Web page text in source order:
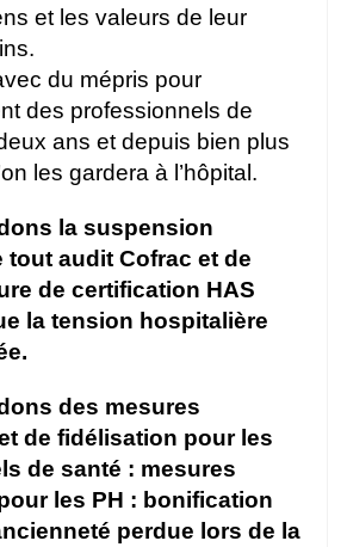
et les valeurs de leur
du mépris pour
des professionnels de
ans et depuis bien plus
les gardera à l’hôpital.
la suspension
tout audit Cofrac et de
de certification HAS
la tension hospitalière
des mesures
de fidélisation pour les
de santé : mesures
les PH : bonification
perdue lors de la